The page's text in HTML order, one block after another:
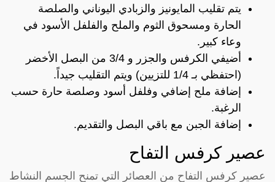
يتم تقليب المايونيز والزبادي اليوناني والصلصة
الحارة ومسحوق الثوم والملح والفلفل الأسود في
وعاء كبير.
أضيفي الكرفس والجزر و 3/4 من البصل الأخضر
(احتفظي بـ 1/4 للتزيين) ويتم التقليب جيداً.
إضافة ملح إضافي وفلفل أسود وصلصة حارة حسب
الرغبة.
إضافة الجبن مع باقي البصل والتقديم.
عصير كرفس التفاح
عصير كرفس التفاح من العصائر التي تمنح الجسم النشاط